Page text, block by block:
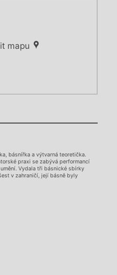
mapu
se.
básnířka a výtvarná teoretička.
praxi se zabývá performancí
Vydala tři básnické sbírky
v zahraničí, její básně byly